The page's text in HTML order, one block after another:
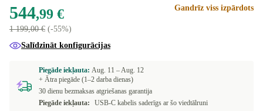
pelēks +15,01 €
Dual-SIM (physical SIM + eSIM) +132,97 €
Pieejams citās konfigurācijās
Dual-SIM (2 physical SIMs)
544,99 €
1 199,00 € (-55%)
Gandrīz viss izpārdots
Salīdzināt konfigurācijas
Piegāde iekļauta: Aug. 11 –Aug. 12
+ Ātra piegāde (1–2 darba dienas)
30 dienu bezmaksas atgriešanas garantija
Piegāde iekļauta:
USB-C kabelis saderīgs ar šo viedtālruni